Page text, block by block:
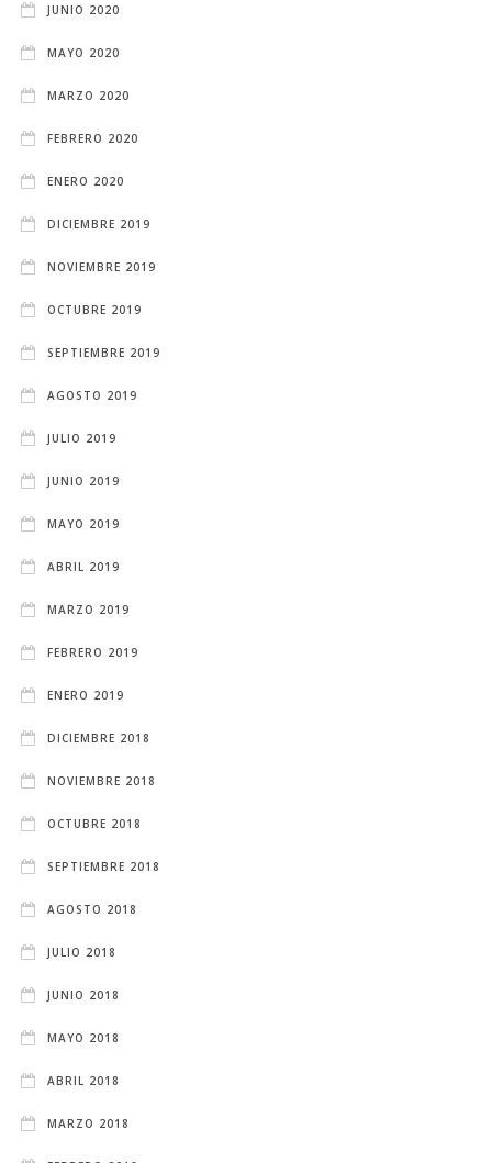
JUNIO 2020
MAYO 2020
MARZO 2020
FEBRERO 2020
ENERO 2020
DICIEMBRE 2019
NOVIEMBRE 2019
OCTUBRE 2019
SEPTIEMBRE 2019
AGOSTO 2019
JULIO 2019
JUNIO 2019
MAYO 2019
ABRIL 2019
MARZO 2019
FEBRERO 2019
ENERO 2019
DICIEMBRE 2018
NOVIEMBRE 2018
OCTUBRE 2018
SEPTIEMBRE 2018
AGOSTO 2018
JULIO 2018
JUNIO 2018
MAYO 2018
ABRIL 2018
MARZO 2018